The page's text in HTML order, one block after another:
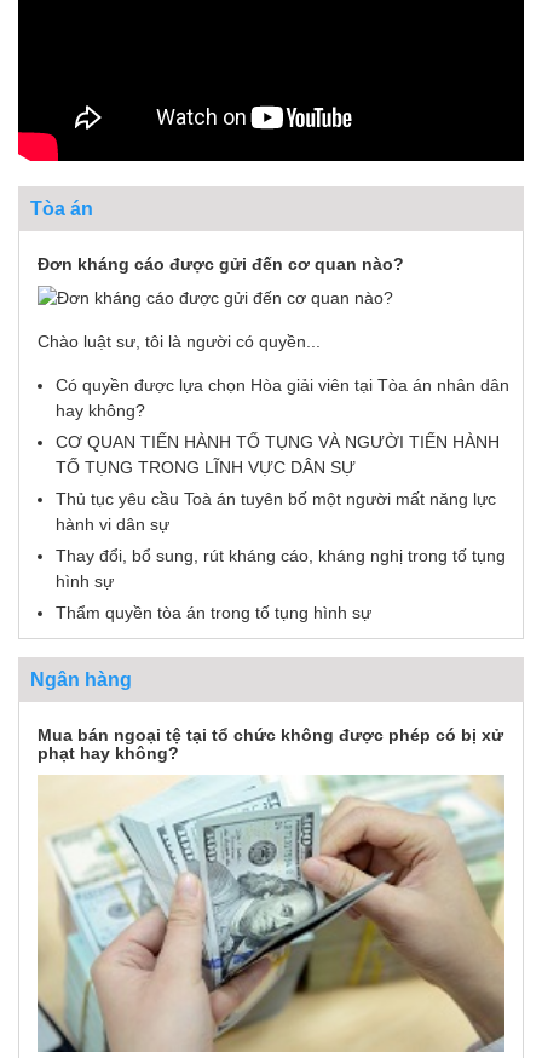
Tòa án
Đơn kháng cáo được gửi đến cơ quan nào?
Chào luật sư, tôi là người có quyền...
Có quyền được lựa chọn Hòa giải viên tại Tòa án nhân dân
hay không?
CƠ QUAN TIẾN HÀNH TỐ TỤNG VÀ NGƯỜI TIẾN HÀNH
TỐ TỤNG TRONG LĨNH VỰC DÂN SỰ
Thủ tục yêu cầu Toà án tuyên bố một người mất năng lực
hành vi dân sự
Thay đổi, bổ sung, rút kháng cáo, kháng nghị trong tố tụng
hình sự
Thẩm quyền tòa án trong tố tụng hình sự
Ngân hàng
Mua bán ngoại tệ tại tổ chức không được phép có bị xử
phạt hay không?